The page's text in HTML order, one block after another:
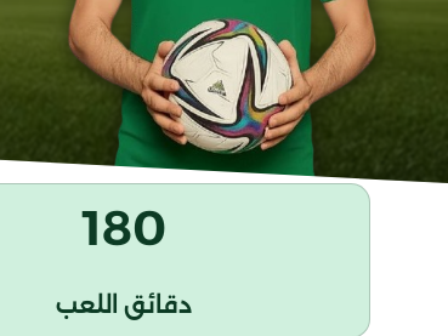
180
دقائق اللعب